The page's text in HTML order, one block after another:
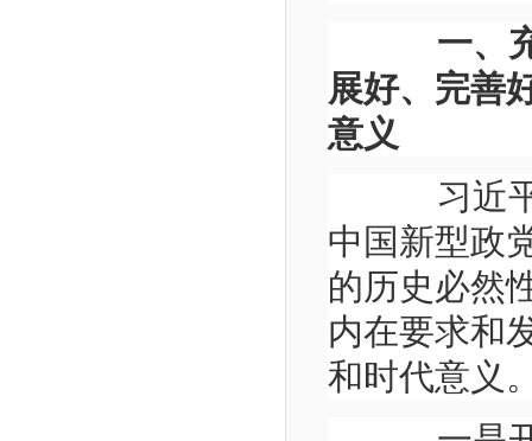
一、
展好、完善
意义
习近平
中国新型政
的历史必然
内在要求和
和时代意义